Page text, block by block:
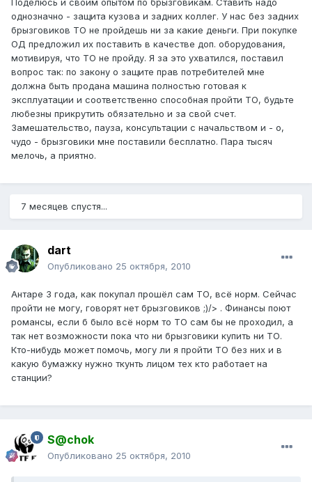
Поделюсь и своим опытом по брызговикам. Ставить надо
однозначно - защита кузова и задних коллег. У нас без задних
брызговиков ТО не пройдешь ни за какие деньги. При покупке
ОД предложил их поставить в качестве доп. оборудования,
мотивируя, что ТО не пройду. Я за это ухватился, поставил
вопрос так: по закону о защите прав потребителей мне
должна быть продана машина полностью готовая к
эксплуатации и соответственно способная пройти ТО, будьте
любезны прикрутить обязательно и за свой счет.
Замешательство, пауза, консультации с начальством и - о,
чудо - брызговики мне поставили бесплатно. Пара тысяч
мелочь, а приятно.
7 месяцев спустя...
dart
Опубликовано 25 октября, 2010
Антаре 3 года, как покупал прошёл сам ТО, всё норм. Сейчас
пройти не могу, говорят нет брызговиков ;)/> . Финансы поют
романсы, если б было всё норм то ТО сам бы не проходил, а
так нет возможности пока что ни брызговики купить ни ТО.
Кто-нибудь может помочь, могу ли я пройти ТО без них и в
какую бумажку нужно ткунть лицом тех кто работает на
станции?
S@chok
Опубликовано 25 октября, 2010